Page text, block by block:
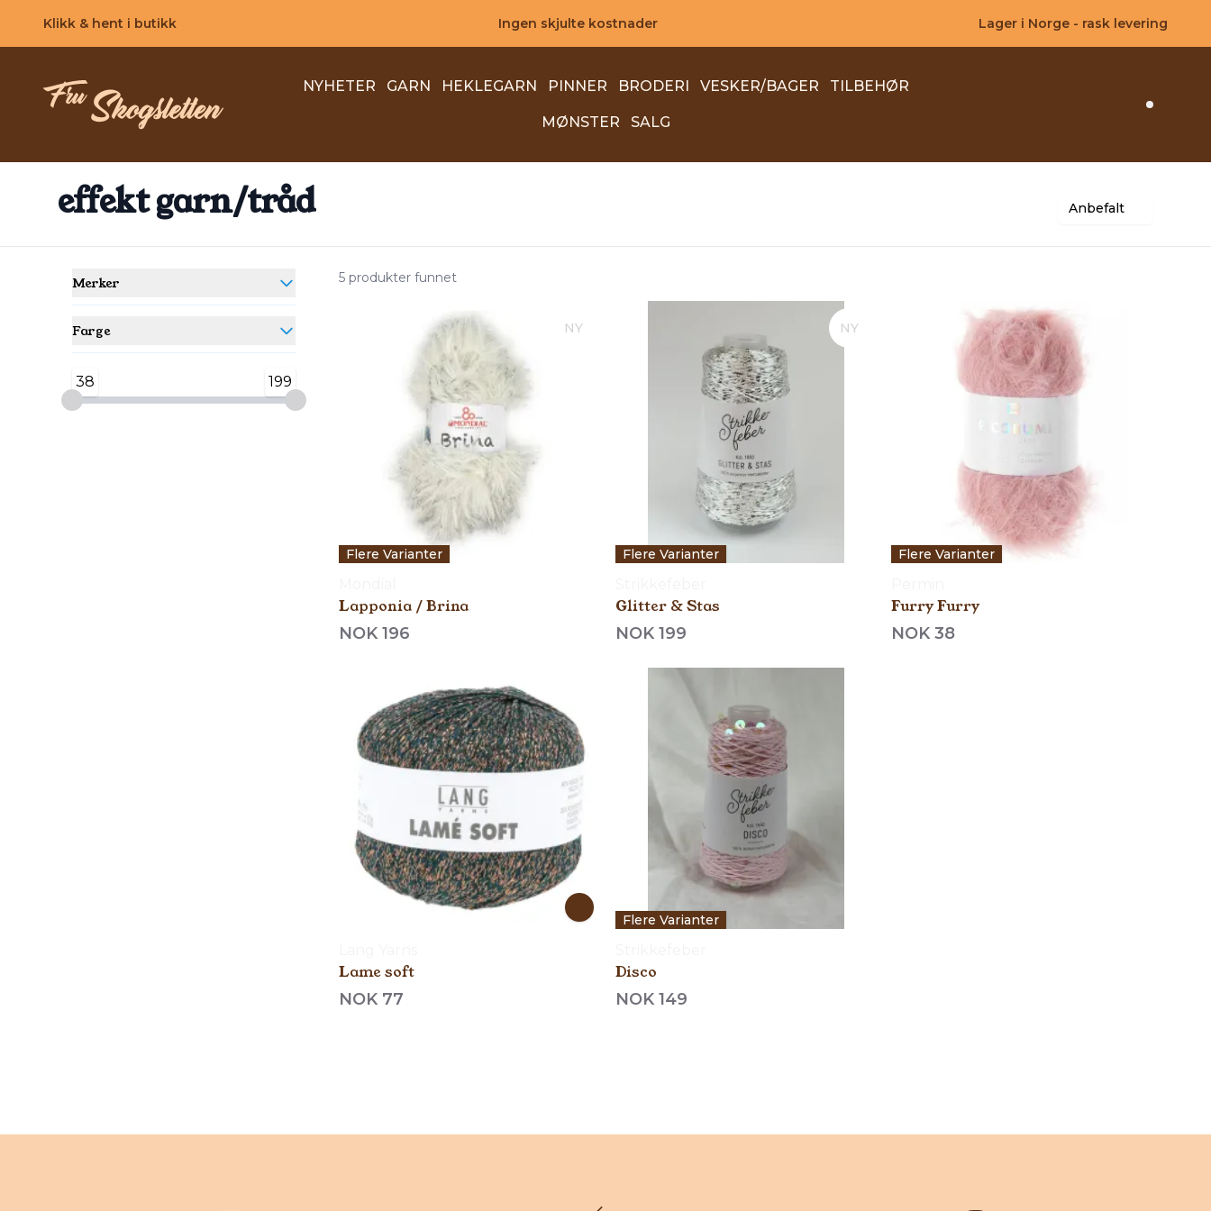
Klikk & hent i butikk Ingen skjulte kostnader Lager i Norge - rask levering
NYHETER GARN HEKLEGARN PINNER BRODERI VESKER/BAGER TILBEHØR
MØNSTER SALG Search
effekt garn/tråd Anbefalt
Merker
Farge
38 199
5 produkter funnet
NY
Flere Varianter
Lapponia / Brina
NOK 196
NY
Flere Varianter
Glitter & Stas
NOK 199
Flere Varianter
Furry Furry
NOK 38
Lame soft
NOK 77
Flere Varianter
Disco
NOK 149